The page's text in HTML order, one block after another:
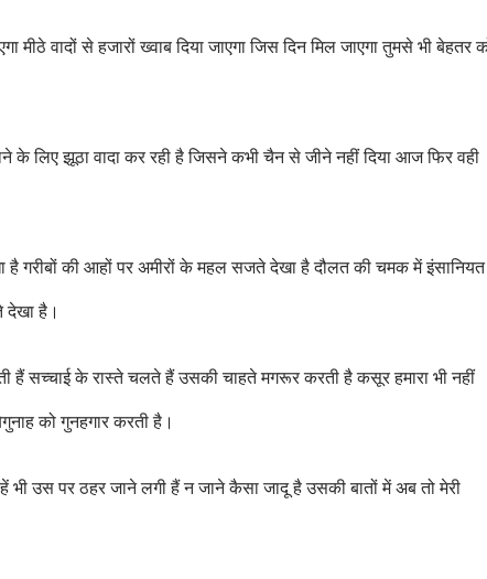
वादों से हजारों ख्वाब दिया जाएगा जिस दिन मिल जाएगा तुमसे भी बेहतर
के लिए झूठा वादा कर रही है जिसने कभी चैन से जीने नहीं दिया आज फिर वही
गरीबों की आहों पर अमीरों के महल सजते देखा है दौलत की चमक में इंसानियत
देखा है।
हैं सच्चाई के रास्ते चलते हैं उसकी चाहते मगरूर करती है कसूर हमारा भी नहीं
को गुनहगार करती है।
भी उस पर ठहर जाने लगी हैं न जाने कैसा जादू है उसकी बातों में अब तो मेरी